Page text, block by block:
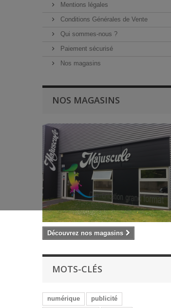
Mentions légales
Conditions Générales de Vente
Qui sommes-nous ?
Paiement sécurisé
Nos magasins
NOS MAGASINS
Découvrez nos magasins
MOTS-CLÉS
numérique
publicité